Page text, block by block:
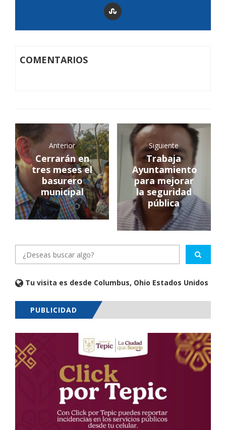
COMENTARIOS
Anterior
Cerrarán en
tres meses el
basurero
municipal
Siguiente
Trabaja
Ayuntamiento
para mejorar
la seguridad
pública
Tu visita es desde Columbus, Ohio Estados Unidos
PUBLICIDAD